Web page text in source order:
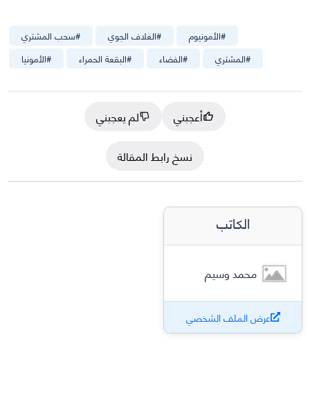
#سحب المشتري #الغلاف الجوي #الأمونيوم
#الأمونيا #البقعة الحمراء #الفضاء #المشتري
أعجبني
لم يعجبني
نسخ رابط المقالة
الكاتب
محمد وسيم
عرض الملف الشخصي